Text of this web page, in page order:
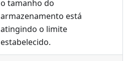
o tamanho do
armazenamento está
atingindo o limite
estabelecido.